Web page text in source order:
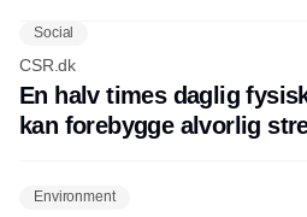
Social
CSR.dk
En halv times daglig
kan forebygge alvorlig
Environment